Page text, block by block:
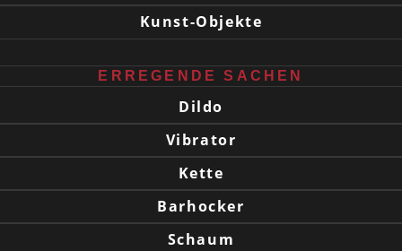
Kunst-Objekte
ERREGENDE SACHEN
Dildo
Vibrator
Kette
Barhocker
Schaum